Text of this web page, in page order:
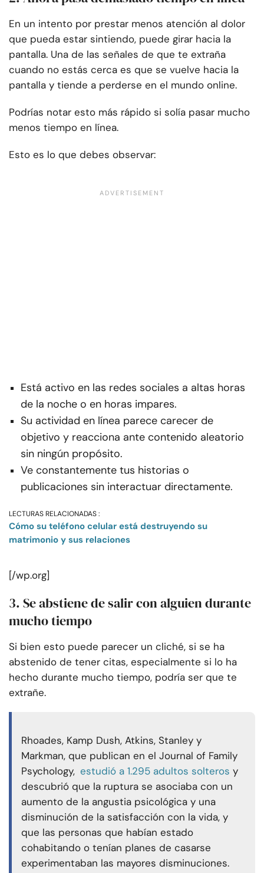
En un intento por prestar menos atención al dolor
que pueda estar sintiendo, puede girar hacia la
pantalla. Una de las señales de que te extraña
cuando no estás cerca es que se vuelve hacia la
pantalla y tiende a perderse en el mundo online.
Podrías notar esto más rápido si solía pasar mucho
menos tiempo en línea.
Esto es lo que debes observar:
Está activo en las redes sociales a altas horas
de la noche o en horas impares.
Su actividad en línea parece carecer de
objetivo y reacciona ante contenido aleatorio
sin ningún propósito.
Ve constantemente tus historias o
publicaciones sin interactuar directamente.
LECTURAS RELACIONADAS :
Cómo su teléfono celular está destruyendo su
matrimonio y sus relaciones
[/wp.org]
3. Se abstiene de salir con alguien durante
mucho tiempo
Si bien esto puede parecer un cliché, si se ha
abstenido de tener citas, especialmente si lo ha
hecho durante mucho tiempo, podría ser que te
extrañe.
Rhoades, Kamp Dush, Atkins, Stanley y
Markman, que publican en el Journal of Family
Psychology, estudió a 1.295 adultos solteros y
descubrió que la ruptura se asociaba con un
aumento de la angustia psicológica y una
disminución de la satisfacción con la vida, y
que las personas que habían estado
cohabitando o tenían planes de casarse
experimentaban las mayores disminuciones.